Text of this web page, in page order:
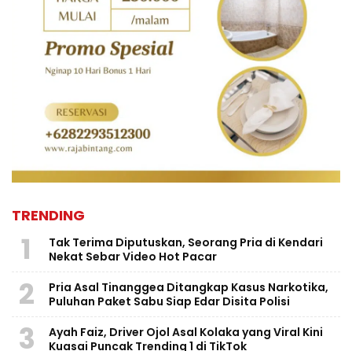
TRENDING
1
Tak Terima Diputuskan, Seorang Pria di Kendari
Nekat Sebar Video Hot Pacar
2
Pria Asal Tinanggea Ditangkap Kasus Narkotika,
Puluhan Paket Sabu Siap Edar Disita Polisi
3
Ayah Faiz, Driver Ojol Asal Kolaka yang Viral Kini
Kuasai Puncak Trending 1 di TikTok